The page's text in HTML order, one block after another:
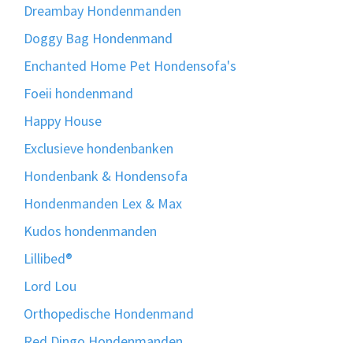
Dreambay Hondenmanden
Doggy Bag Hondenmand
Enchanted Home Pet Hondensofa's
Foeii hondenmand
Happy House
Exclusieve hondenbanken
Hondenbank & Hondensofa
Hondenmanden Lex & Max
Kudos hondenmanden
Lillibed®
Lord Lou
Orthopedische Hondenmand